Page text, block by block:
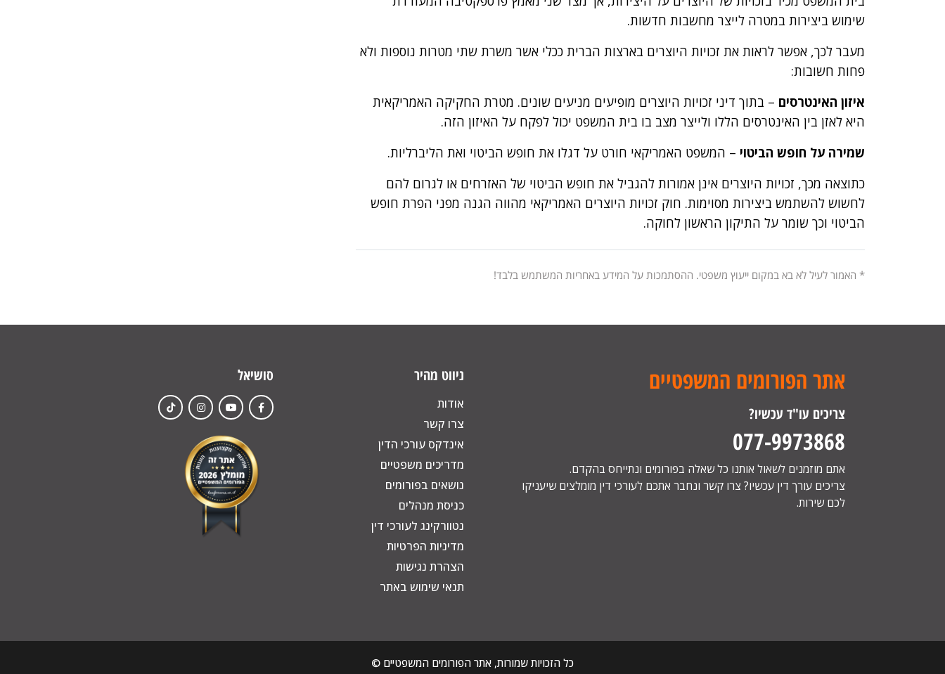
שימוש ביצירות במטרה לייצר מחשבות חדשות.
מעבר לכך, אפשר לראות את זכויות היוצרים בארצות הברית ככלי אשר משרת שתי מטרות נוספות ולא
פחות חשובות:
איזון האינטרסים – בתוך דיני זכויות היוצרים מופיעים מניעים שונים. מטרת החקיקה האמריקאית
היא לאזן בין האינטרסים הללו ולייצר מצב בו בית המשפט יכול לפקח על האיזון הזה.
שמירה על חופש הביטוי – המשפט האמריקאי חורט על דגלו את חופש הביטוי ואת הליברליות.
כתוצאה מכך, זכויות היוצרים אינן אמורות להגביל את חופש הביטוי של האזרחים או לגרום להם
לחשוש להשתמש ביצירות מסוימות. חוק זכויות היוצרים האמריקאי מהווה הגנה מפני הפרת חופש
הביטוי וכך שומר על התיקון הראשון לחוקה.
* האמור לעיל לא בא במקום ייעוץ משפטי. ההסתמכות על המידע באחריות המשתמש בלבד!
אתר הפורומים המשפטיים
צריכים עו"ד עכשיו?
077-9973868
אתם מוזמנים לשאול אותנו כל שאלה בפורומים ונתייחס בהקדם.
צריכים עורך דין עכשיו? צרו קשר ונחבר אתכם לעורכי דין מומלצים שיעניקו
לכם שירות.
ניווט מהיר
אודות
צרו קשר
אינדקס עורכי הדין
מדריכים משפטיים
נושאים בפורומים
כניסת מנהלים
נטוורקינג לעורכי דין
מדיניות הפרטיות
הצהרת נגישות
תנאי שימוש באתר
סושיאל
כל הזכויות שמורות, אתר הפורומים המשפטיים ©